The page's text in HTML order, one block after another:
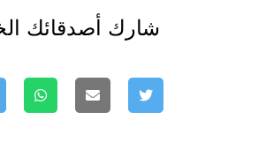
شارك أصدقائك